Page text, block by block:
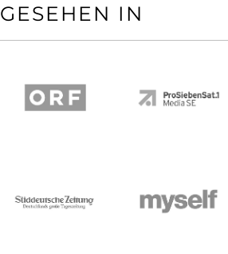
GESEHEN IN